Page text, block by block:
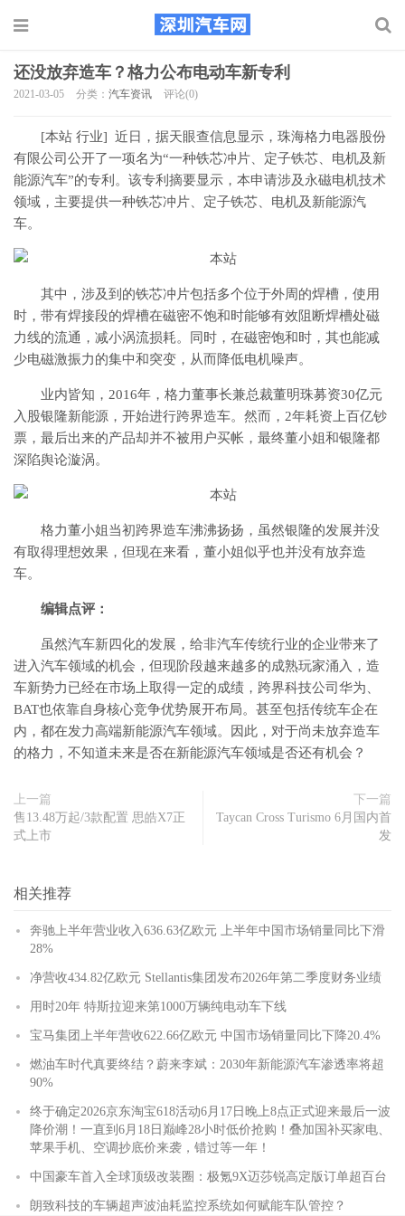
还没放弃造车？格力公布电动车新专利
2021-03-05 分类： 汽车资讯 评论(0)
[本站 行业] 近日，据天眼查信息显示，珠海格力电器股份
有限公司公开了一项名为“一种铁芯冲片、定子铁芯、电机及新
能源汽车”的专利。该专利摘要显示，本申请涉及永磁电机技术
领域，主要提供一种铁芯冲片、定子铁芯、电机及新能源汽
车。
其中，涉及到的铁芯冲片包括多个位于外周的焊槽，使用
时，带有焊接段的焊槽在磁密不饱和时能够有效阻断焊槽处磁
力线的流通，减小涡流损耗。同时，在磁密饱和时，其也能减
少电磁激振力的集中和突变，从而降低电机噪声。
业内皆知，2016年，格力董事长兼总裁董明珠募资30亿元
入股银隆新能源，开始进行跨界造车。然而，2年耗资上百亿钞
票，最后出来的产品却并不被用户买帐，最终董小姐和银隆都
深陷舆论漩涡。
格力董小姐当初跨界造车沸沸扬扬，虽然银隆的发展并没
有取得理想效果，但现在来看，董小姐似乎也并没有放弃造
车。
编辑点评：
虽然汽车新四化的发展，给非汽车传统行业的企业带来了
进入汽车领域的机会，但现阶段越来越多的成熟玩家涌入，造
车新势力已经在市场上取得一定的成绩，跨界科技公司华为、
BAT也依靠自身核心竞争优势展开布局。甚至包括传统车企在
内，都在发力高端新能源汽车领域。因此，对于尚未放弃造车
的格力，不知道未来是否在新能源汽车领域是否还有机会？
上一篇
售13.48万起/3款配置 思皓X7正
式上市
下一篇
Taycan Cross Turismo 6月国内首
发
相关推荐
奔驰上半年营业收入636.63亿欧元 上半年中国市场销量同比下滑
28%
净营收434.82亿欧元 Stellantis集团发布2026年第二季度财务业绩
用时20年 特斯拉迎来第1000万辆纯电动车下线
宝马集团上半年营收622.66亿欧元 中国市场销量同比下降20.4%
燃油车时代真要终结？蔚来李斌：2030年新能源汽车渗透率将超
90%
终于确定2026京东淘宝618活动6月17日晚上8点正式迎来最后一波
降价潮！一直到6月18日巅峰28小时低价抢购！叠加国补买家电、
苹果手机、空调抄底价来袭，错过等一年！
中国豪车首入全球顶级改装圈：极氪9X迈莎锐高定版订单超百台
朗致科技的车辆超声波油耗监控系统如何赋能车队管控？